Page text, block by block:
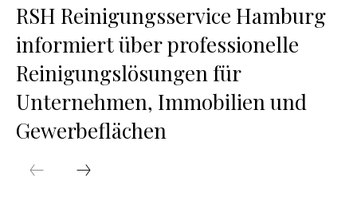
RSH Reinigungsservice Hamburg
informiert über professionelle
Reinigungslösungen für
Unternehmen, Immobilien und
Gewerbeflächen